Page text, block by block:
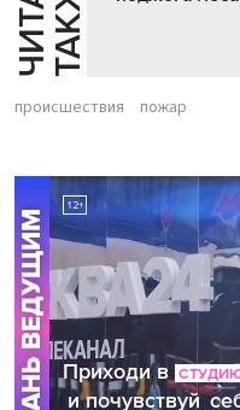
происшествия пожар